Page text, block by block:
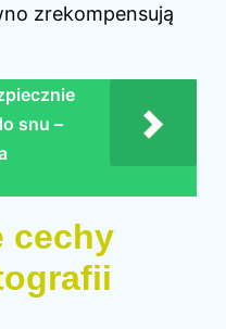
zrekompensują
snu –
cechy